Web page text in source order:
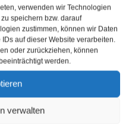
verwenden wir Technologien
speichern bzw. darauf
zustimmen, können wir Daten
auf dieser Website verarbeiten.
oder zurückziehen, können
werden.
verwalten
/ Augenschutz
Sofort
/ Arzt anrufen.
Die Person an die frische
Atmung sorgen.
/